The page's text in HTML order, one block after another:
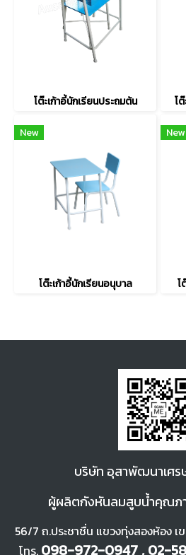
โต๊ะเก้าอี้นักเรียนประถมต้น โ
New
โต๊ะเก้าอี้นักเรียนอนุบาล
New
โ
บริษัท อุสาพัฒนาเศ
ผู้ผลิตกังหันลมสูบน้ำคุณภ
56/7 ถ.ประชาชื่น แขวงทุ่งสองห้อง
โทร. 098-972-0947 , 02-